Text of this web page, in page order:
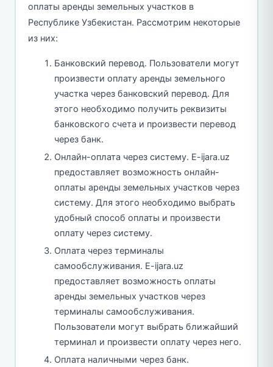
оплаты аренды земельных участков в
Республике Узбекистан. Рассмотрим некоторые
из них:
Банковский перевод. Пользователи могут
произвести оплату аренды земельного
участка через банковский перевод. Для
этого необходимо получить реквизиты
банковского счета и произвести перевод
через банк.
Онлайн-оплата через систему. E-ijara.uz
предоставляет возможность онлайн-
оплаты аренды земельных участков через
систему. Для этого необходимо выбрать
удобный способ оплаты и произвести
оплату через систему.
Оплата через терминалы
самообслуживания. E-ijara.uz
предоставляет возможность оплаты
аренды земельных участков через
терминалы самообслуживания.
Пользователи могут выбрать ближайший
терминал и произвести оплату через него.
Оплата наличными через банк.